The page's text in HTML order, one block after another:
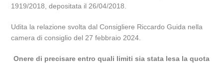
1919/2018, depositata il 26/04/2018.
Udita la relazione svolta dal Consigliere Riccardo Guida nella
camera di consiglio del 27 febbraio 2024.
Onere di precisare entro quali limiti sia stata lesa la quota